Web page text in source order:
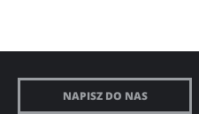
NAPISZ DO NAS